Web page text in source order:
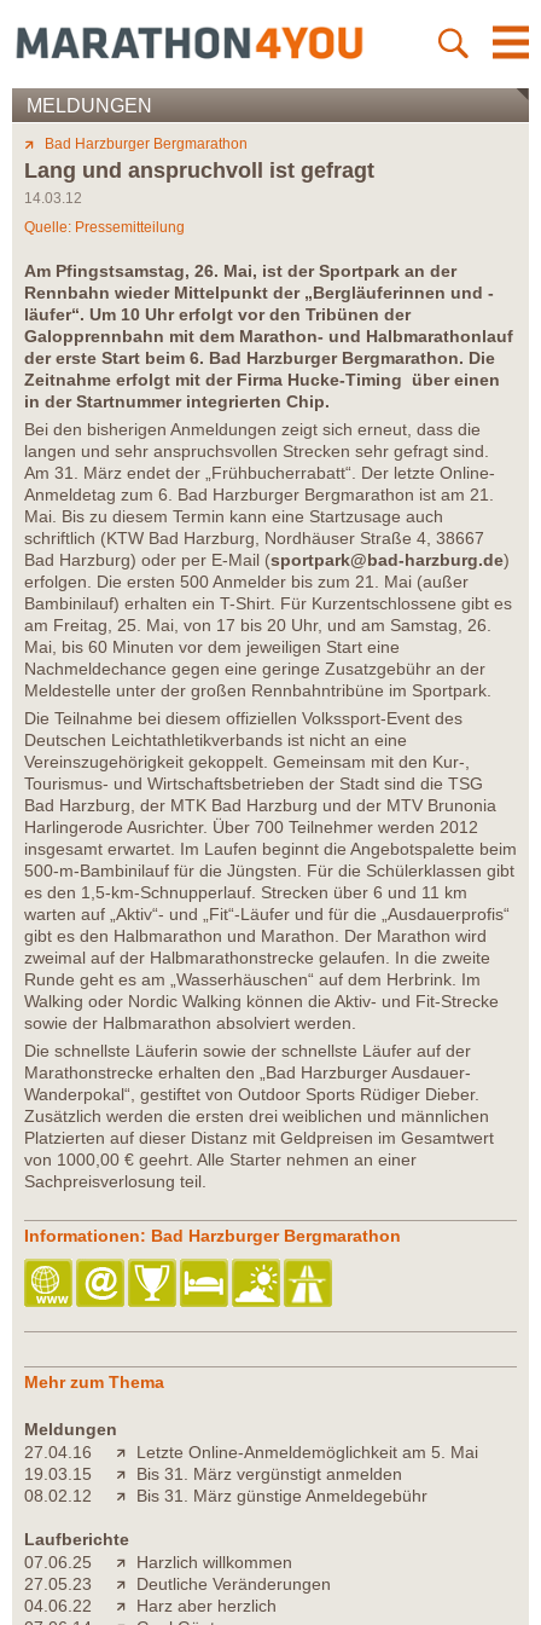
MELDUNGEN
Bad Harzburger Bergmarathon
Lang und anspruchvoll ist gefragt
14.03.12
Quelle: Pressemitteilung
Am Pfingstsamstag, 26. Mai, ist der Sportpark an der
Rennbahn wieder Mittelpunkt der „Bergläuferinnen und -
läufer“. Um 10 Uhr erfolgt vor den Tribünen der
Galopprennbahn mit dem Marathon- und Halbmarathonlauf
der erste Start beim 6. Bad Harzburger Bergmarathon. Die
Zeitnahme erfolgt mit der Firma Hucke-Timing über einen
in der Startnummer integrierten Chip.
Bei den bisherigen Anmeldungen zeigt sich erneut, dass die
langen und sehr anspruchsvollen Strecken sehr gefragt sind.
Am 31. März endet der „Frühbucherrabatt“. Der letzte Online-
Anmeldetag zum 6. Bad Harzburger Bergmarathon ist am 21.
Mai. Bis zu diesem Termin kann eine Startzusage auch
schriftlich (KTW Bad Harzburg, Nordhäuser Straße 4, 38667
Bad Harzburg) oder per E-Mail (sportpark@bad-harzburg.de)
erfolgen. Die ersten 500 Anmelder bis zum 21. Mai (außer
Bambinilauf) erhalten ein T-Shirt. Für Kurzentschlossene gibt es
am Freitag, 25. Mai, von 17 bis 20 Uhr, und am Samstag, 26.
Mai, bis 60 Minuten vor dem jeweiligen Start eine
Nachmeldechance gegen eine geringe Zusatzgebühr an der
Meldestelle unter der großen Rennbahntribüne im Sportpark.
Die Teilnahme bei diesem offiziellen Volkssport-Event des
Deutschen Leichtathletikverbands ist nicht an eine
Vereinszugehörigkeit gekoppelt. Gemeinsam mit den Kur-,
Tourismus- und Wirtschaftsbetrieben der Stadt sind die TSG
Bad Harzburg, der MTK Bad Harzburg und der MTV Brunonia
Harlingerode Ausrichter. Über 700 Teilnehmer werden 2012
insgesamt erwartet. Im Laufen beginnt die Angebotspalette beim
500-m-Bambinilauf für die Jüngsten. Für die Schülerklassen gibt
es den 1,5-km-Schnupperlauf. Strecken über 6 und 11 km
warten auf „Aktiv“- und „Fit“-Läufer und für die „Ausdauerprofis“
gibt es den Halbmarathon und Marathon. Der Marathon wird
zweimal auf der Halbmarathonstrecke gelaufen. In die zweite
Runde geht es am „Wasserhäuschen“ auf dem Herbrink. Im
Walking oder Nordic Walking können die Aktiv- und Fit-Strecke
sowie der Halbmarathon absolviert werden.
Die schnellste Läuferin sowie der schnellste Läufer auf der
Marathonstrecke erhalten den „Bad Harzburger Ausdauer-
Wanderpokal“, gestiftet von Outdoor Sports Rüdiger Dieber.
Zusätzlich werden die ersten drei weiblichen und männlichen
Platzierten auf dieser Distanz mit Geldpreisen im Gesamtwert
von 1000,00 € geehrt. Alle Starter nehmen an einer
Sachpreisverlosung teil.
Informationen: Bad Harzburger Bergmarathon
Mehr zum Thema
Meldungen
27.04.16
Letzte Online-Anmeldemöglichkeit am 5. Mai
19.03.15
Bis 31. März vergünstigt anmelden
08.02.12
Bis 31. März günstige Anmeldegebühr
Laufberichte
07.06.25
Harzlich willkommen
27.05.23
Deutliche Veränderungen
04.06.22
Harz aber herzlich